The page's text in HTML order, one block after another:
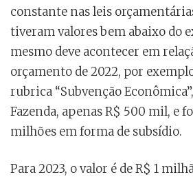
constante nas leis
tiveram valores bem abaixo do
mesmo deve acontecer em
orçamento de 2022, por
rubrica “Subvenção
Fazenda, apenas R$ 500 mil, e
milhões em forma de subsídio.
Para 2023, o valor é de R$ 1